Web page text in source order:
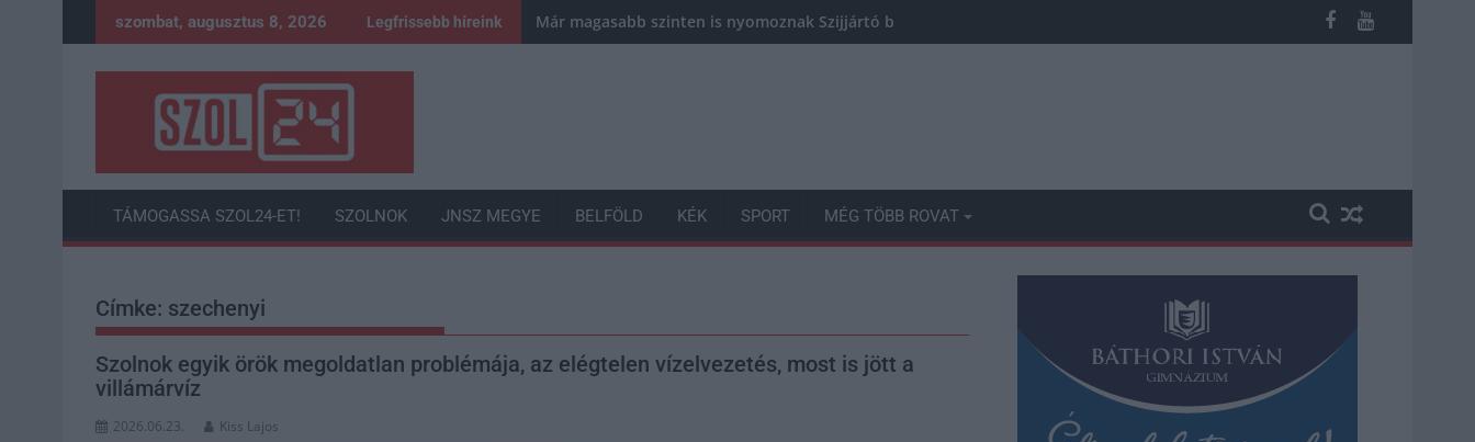
to
szombat, augusztus 8, 2026 Legfrissebb híreink Már magasabb szinten is nyomoznak Szijjártó büntetőügyében, vesztegetés miatt 3 év letöltendőt kaphat és ez csak az
TÁMOGASSA SZOL24-ET! SZOLNOK JNSZ MEGYE BELFÖLD KÉK SPORT MÉG TÖBB ROVAT
Címke: szechenyi
Szolnok egyik örök megoldatlan problémája, az elégtelen vízelvezetés, most is jött a
villámárvíz
2026.06.23. Kiss Lajos